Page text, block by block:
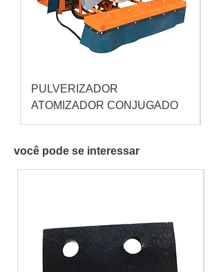
PULVERIZADOR
ATOMIZADOR CONJUGADO
você pode se interessar